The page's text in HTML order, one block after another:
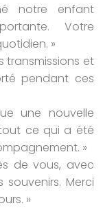
notre enfant
Votre
»
transmissions et
pendant ces
une nouvelle
ce qui a été
»
de vous, avec
souvenirs. Merci
»